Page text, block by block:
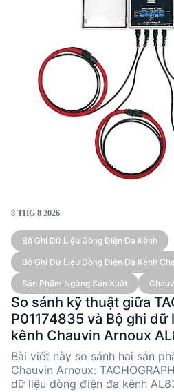
8 THG 8 2026
Bộ Ghi Dữ Liệu Dòng Điện Đa Kênh
Bộ Ghi Dữ Liệu Dòng Điện Đa Kênh
Sản Phẩm Ngừng Sản Xuất
So sánh kỹ thuật giữa
P01174835 và Bộ ghi
kênh Chauvin Arnoux
Bài viết này so sánh hai sản
Chauvin Arnoux:
dữ liệu dòng điện đa kênh